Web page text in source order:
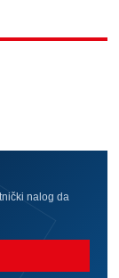
nalog da